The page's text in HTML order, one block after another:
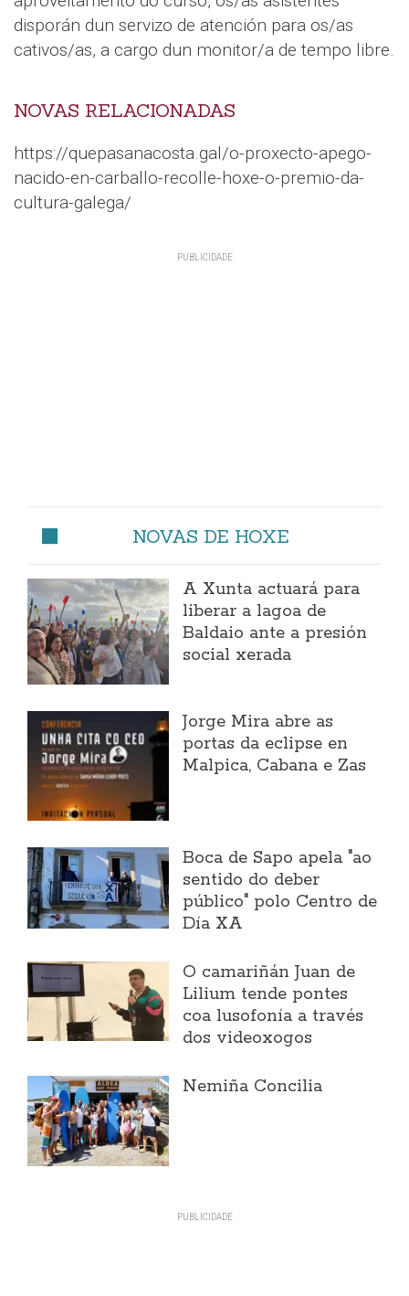
disporán dun servizo de atención para os/as
cativos/as, a cargo dun monitor/a de tempo libre.
NOVAS RELACIONADAS
https://quepasanacosta.gal/o-proxecto-apego-
nacido-en-carballo-recolle-hoxe-o-premio-da-
cultura-galega/
NOVAS DE HOXE
A Xunta actuará para
liberar a lagoa de
Baldaio ante a presión
social xerada
Jorge Mira abre as
portas da eclipse en
Malpica, Cabana e Zas
Boca de Sapo apela "ao
sentido do deber
público" polo Centro de
Día XA
O camariñán Juan de
Lilium tende pontes
coa lusofonía a través
dos videoxogos
Nemiña Concilia